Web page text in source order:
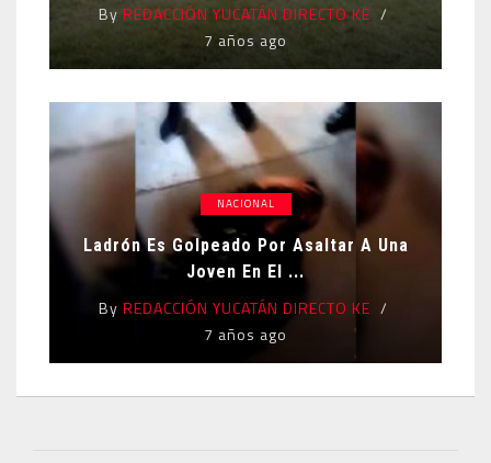
By REDACCIÓN YUCATÁN DIRECTO KE
7 años ago
NACIONAL
Ladrón Es Golpeado Por Asaltar A Una
Joven En El ...
By REDACCIÓN YUCATÁN DIRECTO KE
7 años ago